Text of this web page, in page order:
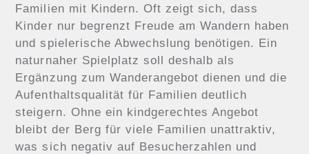
Familien mit Kindern. Oft zeigt sich, dass
Kinder nur begrenzt Freude am Wandern haben
und spielerische Abwechslung benötigen. Ein
naturnaher Spielplatz soll deshalb als
Ergänzung zum Wanderangebot dienen und die
Aufenthaltsqualität für Familien deutlich
steigern. Ohne ein kindgerechtes Angebot
bleibt der Berg für viele Familien unattraktiv,
was sich negativ auf Besucherzahlen und